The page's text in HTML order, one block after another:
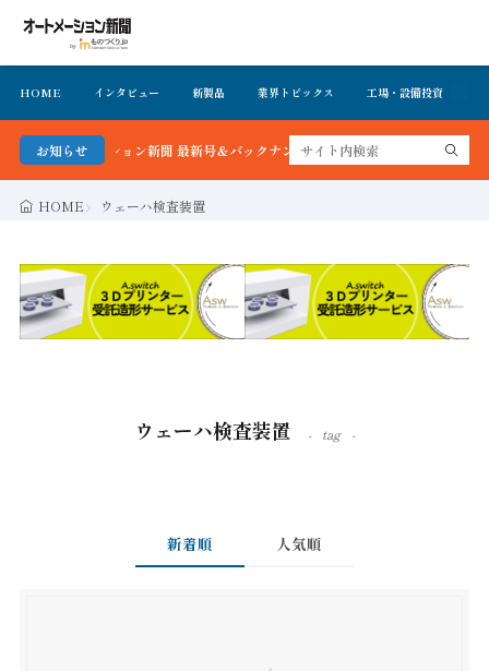
HOME インタビュー 新製品 業界トピックス 工場・設備投資
お知らせ
ートメーション新聞 最新号＆バックナンバーを無料で公開中 詳細はこちら
HOME ウェーハ検査装置
ウェーハ検査装置 tag
新着順 人気順